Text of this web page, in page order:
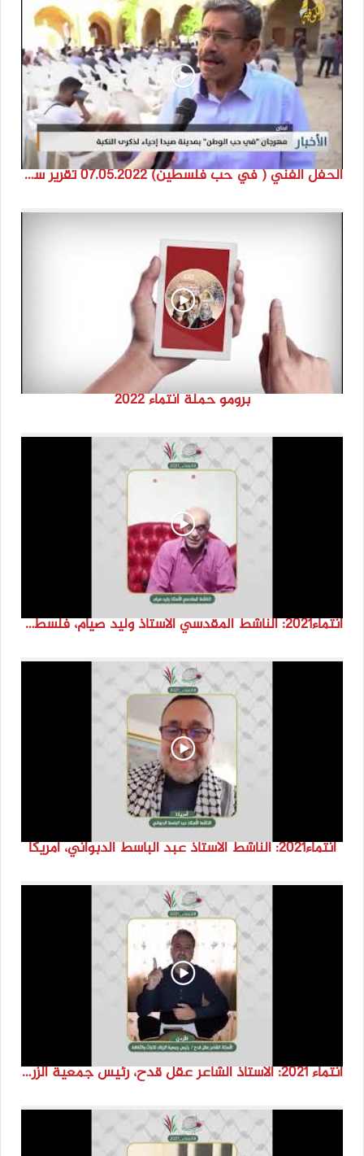
الحفل الفني ( في حب فلسطين) 07.05.2022 تقرير سنى حمود
برومو حملة انتماء 2022
انتماء2021: الناشط المقدسي الاستاذ وليد صيام، فلسطين
انتماء2021: الناشط الاستاذ عبد الباسط الدبواني، أمريكا
انتماء 2021: الاستاذ الشاعر عقل قدح، رئيس جمعية الزرقاء للتراث والثقافة، الاردن